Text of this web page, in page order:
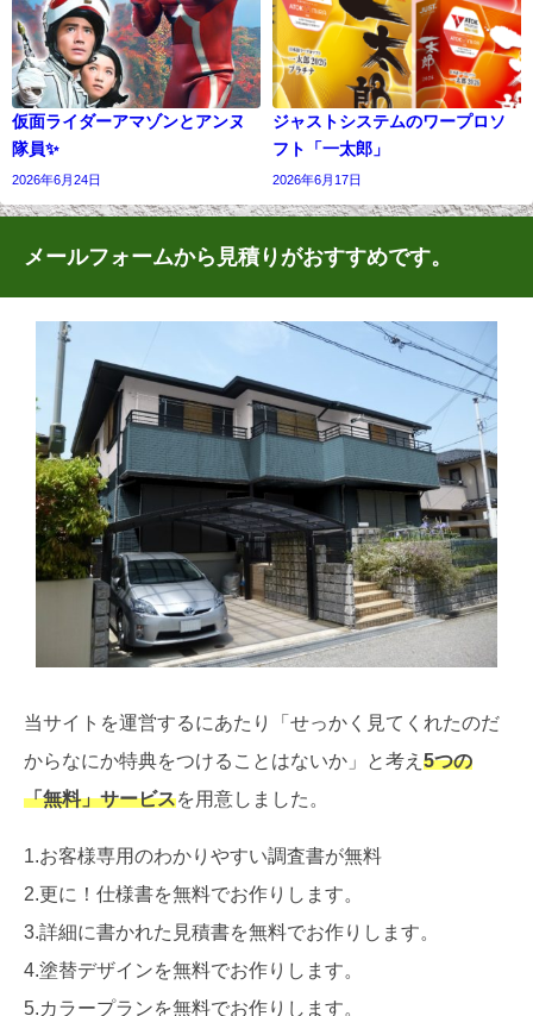
仮面ライダーアマゾンとアンヌ
隊員✨
2026年6月24日
ジャストシステムのワープロソ
フト「一太郎」
2026年6月17日
メールフォームから見積りがおすすめです。
当サイトを運営するにあたり「せっかく見てくれたのだ
からなにか特典をつけることはないか」と考え 5つの
「無料」サービスを用意しました。
1.お客様専用のわかりやすい調査書が無料
2.更に！仕様書を無料でお作りします。
3.詳細に書かれた見積書を無料でお作りします。
4.塗替デザインを無料でお作りします。
5.カラープランを無料でお作りします。